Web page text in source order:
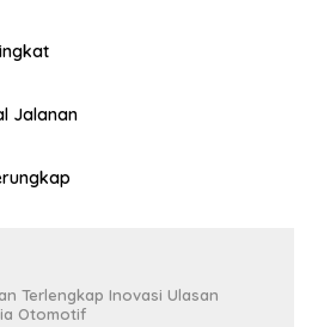
Jalanan
Terlengkap Inovasi Ulasan
Otomotif